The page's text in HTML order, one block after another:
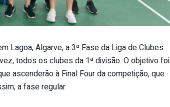
Lagoa, Algarve, a 3ª Fase da Liga de Clubes.
todos os clubes da 1ª divisão. O objetivo foi
ascenderão à Final Four da competição, que
a fase regular.